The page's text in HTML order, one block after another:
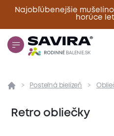
Najobľúbenejšie
horúce
Posteľná bielizeň
Retro obliečky